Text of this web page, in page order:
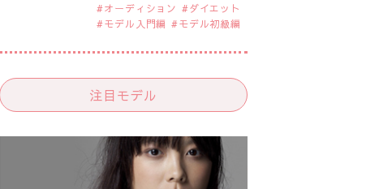
オーディション
ダイエット
モデル入門編
モデル初級編
注目モデル